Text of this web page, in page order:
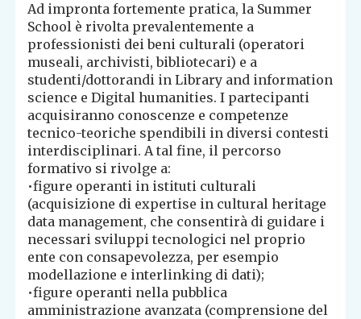
Ad impronta fortemente pratica, la Summer
School è rivolta prevalentemente a
professionisti dei beni culturali (operatori
museali, archivisti, bibliotecari) e a
studenti/dottorandi in Library and information
science e Digital humanities. I partecipanti
acquisiranno conoscenze e competenze
tecnico-teoriche spendibili in diversi contesti
interdisciplinari. A tal fine, il percorso
formativo si rivolge a:
•figure operanti in istituti culturali
(acquisizione di expertise in cultural heritage
data management, che consentirà di guidare i
necessari sviluppi tecnologici nel proprio
ente con consapevolezza, per esempio
modellazione e interlinking di dati);
•figure operanti nella pubblica
amministrazione avanzata (comprensione del